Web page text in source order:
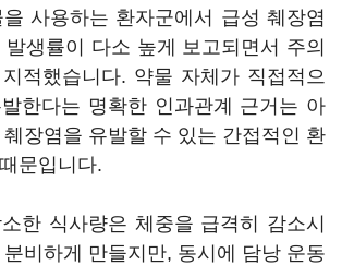
사용하는 환자군에서 급성 췌장염
생률이 다소 높게 보고되면서 주의
적했습니다. 약물 자체가 직접적으
한다는 명확한 인과관계 근거는 아
장염을 유발할 수 있는 간접적인 환
문입니다.
한 식사량은 체중을 급격히 감소시
비하게 만들지만, 동시에 담낭 운동